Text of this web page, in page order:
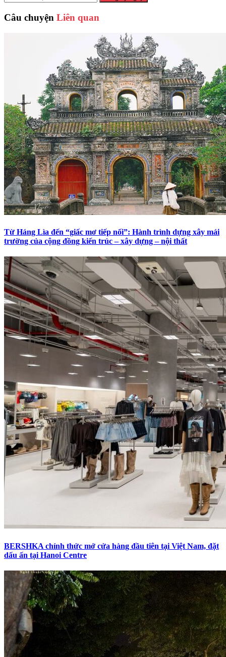
Câu chuyện Liên quan
Từ Háng Lìa đến “giấc mơ tiếp nối”: Hành trình dựng xây mái
trường của cộng đồng kiến trúc – xây dựng – nội thất
BERSHKA chính thức mở cửa hàng đầu tiên tại Việt Nam, đặt
dấu ấn tại Hanoi Centre